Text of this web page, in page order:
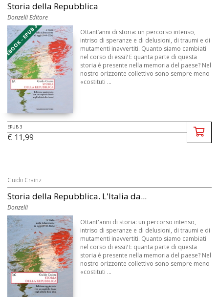
Storia della Repubblica
Donzelli Editore
EBOOK - EPUB 3
Ottant’anni di storia: un percorso intenso,
intriso di speranze e di delusioni, di traumi e di
mutamenti inavvertiti. Quanto siamo cambiati
nel corso di essi? E quanta parte di questa
storia è presente nella memoria del paese? Nel
nostro orizzonte collettivo sono sempre meno
«costituti ...
EPUB 3
€ 11,99
Guido Crainz
Storia della Repubblica. L'Italia da...
Donzelli
Ottant'anni di storia: un percorso intenso,
intriso di speranze e di delusioni, di traumi e di
mutamenti inavvertiti. Quanto siamo cambiati
nel corso di essi? E quanta parte di questa
storia è presente nella memoria del paese? Nel
nostro orizzonte collettivo sono sempre meno
«costituti ...